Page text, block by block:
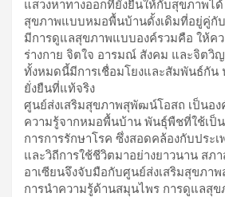
แสวงหาทางออกที่ยั่งยืนให้กับสุขภาพไ
สุขภาพแบบหมอพื้นบ้านดั้งเดิมที่อยู่คู่กั
มีการดูแลสุขภาพแบบองค์รวมคือ ให้ค
ร่างกาย จิตใจ อารมณ์ สังคม และจิตวิ
ทั้งหมดนี้มีการเชื่อมโยงและสัมพันธ์กัน
ยั่งยืนที่แท้จริง
ศูนย์ส่งเสริมสุขภาพสุพัฒน์โอสถ เป็นอ
ความรู้จากหมอพื้นบ้าน พันธุ์พืชที่ใช้เป็
การการรักษาโรค ซึ่งสอดคล้องกับประ
และวิถีการใช้ชีวิตมาอย่างยาวนาน สภ
อาเซียนจึงจับมือกับศูนย์ส่งเสริมสุขภา
การนำความรู้ด้านสมุนไพร การดูแลสุข